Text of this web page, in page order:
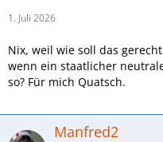
1. Juli 2026
Nix, weil wie soll das
wenn ein staatlicher
so? Für mich Quatsch.
Manfred2